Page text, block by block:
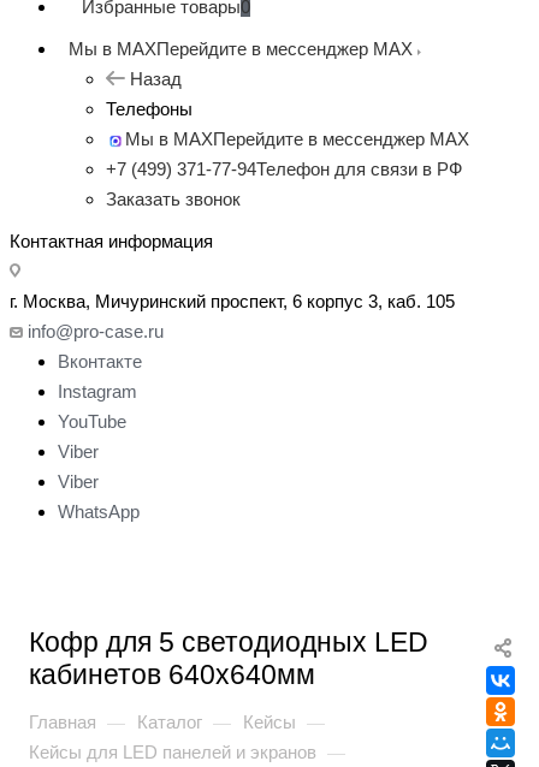
Избранные товары0
Мы в MAXПерейдите в мессенджер MAX
Назад
Телефоны
Мы в MAXПерейдите в мессенджер MAX
+7 (499) 371-77-94Телефон для связи в РФ
Заказать звонок
Контактная информация
г. Москва, Мичуринский проспект, 6 корпус 3, каб. 105
info@pro-case.ru
Вконтакте
Instagram
YouTube
Viber
Viber
WhatsApp
Кофр для 5 светодиодных LED
кабинетов 640x640мм
Главная — Каталог — Кейсы —
Кейсы для LED панелей и экранов —